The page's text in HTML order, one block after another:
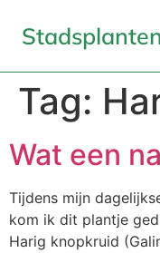
Stadsplanten
Tag:
Wat een
Tijdens mijn
kom ik dit plantje
Harig knopkruid